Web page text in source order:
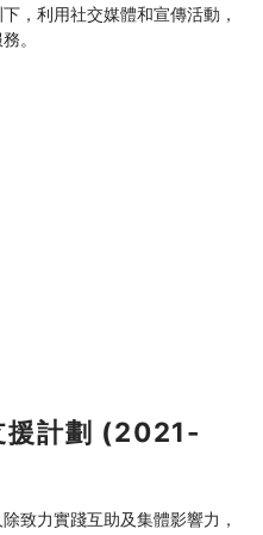
，利用社交媒體和宣傳活動，
。
援計劃 (2021-
致力實踐互助及集體影響力，